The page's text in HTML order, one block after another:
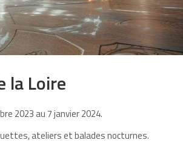
la Loire
2023 au 7 janvier 2024.
ateliers et balades nocturnes.